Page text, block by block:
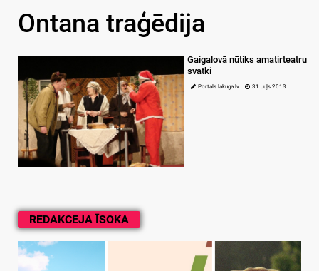
REDAKCEJA ĪSOKA
Ontana traģēdija
Gaigalovā nūtiks amatirteatru
svātki
Portals lakuga.lv 31 Juļs 2013